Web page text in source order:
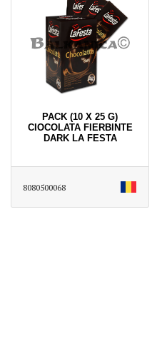
PACK (10 X 25 G)
CIOCOLATA FIERBINTE
DARK LA FESTA
8080500068